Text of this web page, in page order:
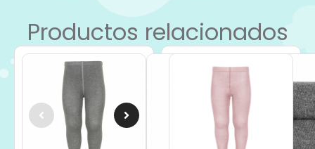
Productos relacionados